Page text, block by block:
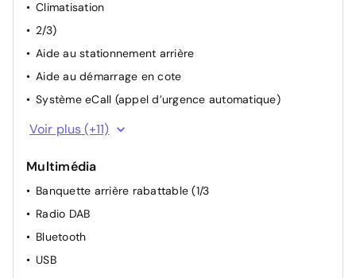
Climatisation
2/3)
Aide au stationnement arrière
Aide au démarrage en cote
Système eCall (appel d’urgence automatique)
Siège conducteur réglable en hauteur
Prise 12 V
Capteur de lumière
Appuie-têtes arrière
Vitres électriques avant et arrière
Système de verrouillage centralisé des portes avec
Voir plus (+11)
Multimédia
Banquette arrière rabattable (1/3
Radio DAB
Bluetooth
USB